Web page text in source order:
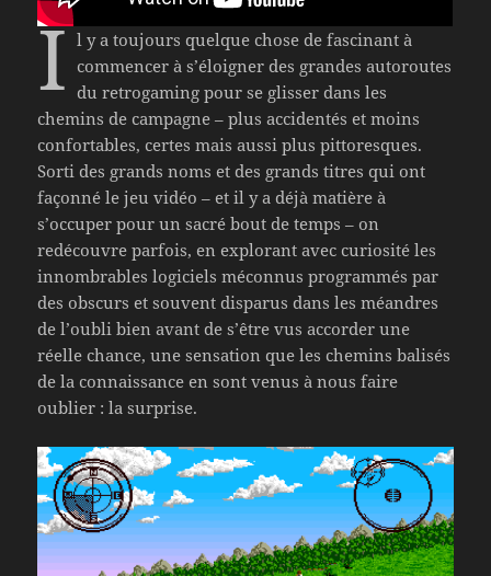
I l y a toujours quelque chose de fascinant à
commencer à s’éloigner des grandes autoroutes
du retrogaming pour se glisser dans les
chemins de campagne – plus accidentés et moins
confortables, certes mais aussi plus pittoresques.
Sorti des grands noms et des grands titres qui ont
façonné le jeu vidéo – et il y a déjà matière à
s’occuper pour un sacré bout de temps – on
redécouvre parfois, en explorant avec curiosité les
innombrables logiciels méconnus programmés par
des obscurs et souvent disparus dans les méandres
de l’oubli bien avant de s’être vus accorder une
réelle chance, une sensation que les chemins balisés
de la connaissance en sont venus à nous faire
oublier : la surprise.